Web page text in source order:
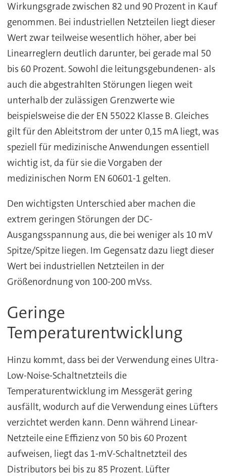
Wirkungsgrade zwischen 82 und 90 Prozent in Kauf
genommen. Bei industriellen Netzteilen liegt dieser
Wert zwar teilweise wesentlich höher, aber bei
Linearreglern deutlich darunter, bei gerade mal 50
bis 60 Prozent. Sowohl die leitungsgebundenen- als
auch die abgestrahlten Störungen liegen weit
unterhalb der zulässigen Grenzwerte wie
beispielsweise die der EN 55022 Klasse B. Gleiches
gilt für den Ableitstrom der unter 0,15 mA liegt, was
speziell für medizinische Anwendungen essentiell
wichtig ist, da für sie die Vorgaben der
medizinischen Norm EN 60601-1 gelten.
Den wichtigsten Unterschied aber machen die
extrem geringen Störungen der DC-
Ausgangsspannung aus, die bei weniger als 10 mV
Spitze/Spitze liegen. Im Gegensatz dazu liegt dieser
Wert bei industriellen Netzteilen in der
Größenordnung von 100-200 mVss.
Geringe
Temperaturentwicklung
Hinzu kommt, dass bei der Verwendung eines Ultra-
Low-Noise-Schaltnetzteils die
Temperaturentwicklung im Messgerät gering
ausfällt, wodurch auf die Verwendung eines Lüfters
verzichtet werden kann. Denn während Linear-
Netzteile eine Effizienz von 50 bis 60 Prozent
aufweisen, liegt das 1-mV-Schaltnetzteil des
Distributors bei bis zu 85 Prozent. Lüfter